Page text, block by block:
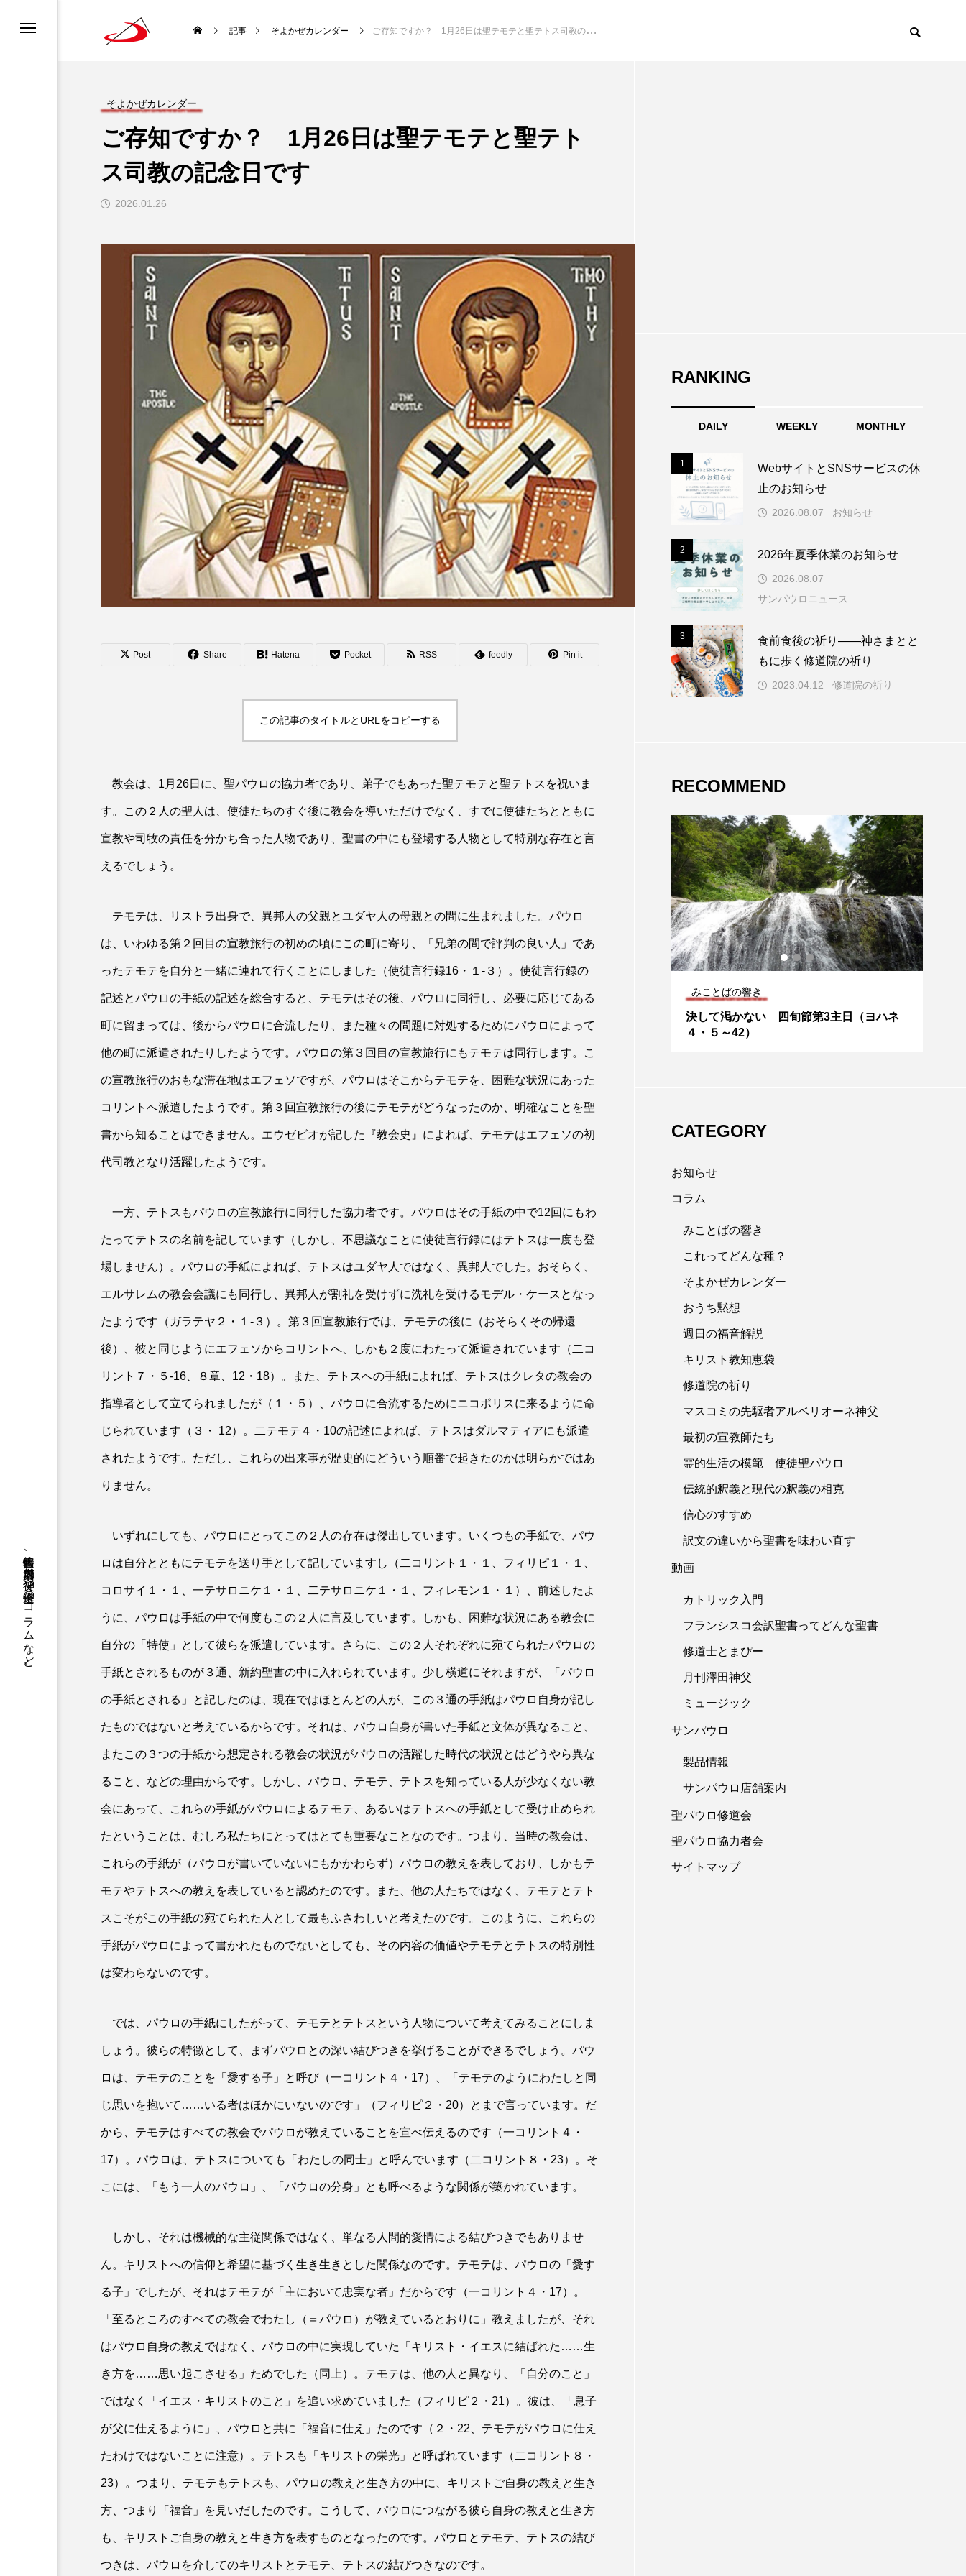
書籍情報、店舗案内、神父や修道士のコラムなど。
記事 そよかぜカレンダー ご存知ですか？ 1月26日は聖テモテと聖テトス司教の記念日です
そよかぜカレンダー
ご存知ですか？ 1月26日は聖テモテと聖テト
ス司教の記念日です
2026.01.26
Post Share Hatena Pocket RSS feedly Pin it
この記事のタイトルとURLをコピーする
教会は、1月26日に、聖パウロの協力者であり、弟子でもあった聖テモテと聖テトスを祝いま
す。この２人の聖人は、使徒たちのすぐ後に教会を導いただけでなく、すでに使徒たちとともに
宣教や司牧の責任を分かち合った人物であり、聖書の中にも登場する人物として特別な存在と言
えるでしょう。
テモテは、リストラ出身で、異邦人の父親とユダヤ人の母親との間に生まれました。パウロ
は、いわゆる第２回目の宣教旅行の初めの頃にこの町に寄り、「兄弟の間で評判の良い人」であ
ったテモテを自分と一緒に連れて行くことにしました（使徒言行録16・１‐３）。使徒言行録の
記述とパウロの手紙の記述を総合すると、テモテはその後、パウロに同行し、必要に応じてある
町に留まっては、後からパウロに合流したり、また種々の問題に対処するためにパウロによって
他の町に派遣されたりしたようです。パウロの第３回目の宣教旅行にもテモテは同行します。こ
の宣教旅行のおもな滞在地はエフェソですが、パウロはそこからテモテを、困難な状況にあった
コリントへ派遣したようです。第３回宣教旅行の後にテモテがどうなったのか、明確なことを聖
書から知ることはできません。エウゼビオが記した『教会史』によれば、テモテはエフェソの初
代司教となり活躍したようです。
一方、テトスもパウロの宣教旅行に同行した協力者です。パウロはその手紙の中で12回にもわ
たってテトスの名前を記しています（しかし、不思議なことに使徒言行録にはテトスは一度も登
場しません）。パウロの手紙によれば、テトスはユダヤ人ではなく、異邦人でした。おそらく、
エルサレムの教会会議にも同行し、異邦人が割礼を受けずに洗礼を受けるモデル・ケースとなっ
たようです（ガラテヤ２・１‐３）。第３回宣教旅行では、テモテの後に（おそらくその帰還
後）、彼と同じようにエフェソからコリントへ、しかも２度にわたって派遣されています（二コ
リント７・５‐16、８章、12・18）。また、テトスへの手紙によれば、テトスはクレタの教会の
指導者として立てられましたが（１・５）、パウロに合流するためにニコポリスに来るように命
じられています（３・ 12）。二テモテ４・10の記述によれば、テトスはダルマティアにも派遣
されたようです。ただし、これらの出来事が歴史的にどういう順番で起きたのかは明らかではあ
りません。
いずれにしても、パウロにとってこの２人の存在は傑出しています。いくつもの手紙で、パウ
ロは自分とともにテモテを送り手として記していますし（二コリント１・１、フィリピ１・１、
コロサイ１・１、一テサロニケ１・１、二テサロニケ１・１、フィレモン１・１）、前述したよ
うに、パウロは手紙の中で何度もこの２人に言及しています。しかも、困難な状況にある教会に
自分の「特使」として彼らを派遣しています。さらに、この２人それぞれに宛てられたパウロの
手紙とされるものが３通、新約聖書の中に入れられています。少し横道にそれますが、「パウロ
の手紙とされる」と記したのは、現在ではほとんどの人が、この３通の手紙はパウロ自身が記し
たものではないと考えているからです。それは、パウロ自身が書いた手紙と文体が異なること、
またこの３つの手紙から想定される教会の状況がパウロの活躍した時代の状況とはどうやら異な
ること、などの理由からです。しかし、パウロ、テモテ、テトスを知っている人が少なくない教
会にあって、これらの手紙がパウロによるテモテ、あるいはテトスへの手紙として受け止められ
たということは、むしろ私たちにとってはとても重要なことなのです。つまり、当時の教会は、
これらの手紙が（パウロが書いていないにもかかわらず）パウロの教えを表しており、しかもテ
モテやテトスへの教えを表していると認めたのです。また、他の人たちではなく、テモテとテト
スこそがこの手紙の宛てられた人として最もふさわしいと考えたのです。このように、これらの
手紙がパウロによって書かれたものでないとしても、その内容の価値やテモテとテトスの特別性
は変わらないのです。
では、パウロの手紙にしたがって、テモテとテトスという人物について考えてみることにしま
しょう。彼らの特徴として、まずパウロとの深い結びつきを挙げることができるでしょう。パウ
ロは、テモテのことを「愛する子」と呼び（一コリント４・17）、「テモテのようにわたしと同
じ思いを抱いて……いる者はほかにいないのです」（フィリピ２・20）とまで言っています。だ
から、テモテはすべての教会でパウロが教えていることを宣べ伝えるのです（一コリント４・
17）。パウロは、テトスについても「わたしの同士」と呼んでいます（二コリント８・23）。そ
こには、「もう一人のパウロ」、「パウロの分身」とも呼べるような関係が築かれています。
しかし、それは機械的な主従関係ではなく、単なる人間的愛情による結びつきでもありませ
ん。キリストへの信仰と希望に基づく生き生きとした関係なのです。テモテは、パウロの「愛す
る子」でしたが、それはテモテが「主において忠実な者」だからです（一コリント４・17）。
「至るところのすべての教会でわたし（＝パウロ）が教えているとおりに」教えましたが、それ
はパウロ自身の教えではなく、パウロの中に実現していた「キリスト・イエスに結ばれた……生
き方を……思い起こさせる」ためでした（同上）。テモテは、他の人と異なり、「自分のこと」
ではなく「イエス・キリストのこと」を追い求めていました（フィリピ２・21）。彼は、「息子
が父に仕えるように」、パウロと共に「福音に仕え」たのです（２・22、テモテがパウロに仕え
たわけではないことに注意）。テトスも「キリストの栄光」と呼ばれています（二コリント８・
23）。つまり、テモテもテトスも、パウロの教えと生き方の中に、キリストご自身の教えと生き
方、つまり「福音」を見いだしたのです。こうして、パウロにつながる彼ら自身の教えと生き方
も、キリストご自身の教えと生き方を表すものとなったのです。パウロとテモテ、テトスの結び
つきは、パウロを介してのキリストとテモテ、テトスの結びつきなのです。
RANKING
DAILY WEEKLY MONTHLY
1
WebサイトとSNSサービスの休
止のお知らせ
2026.08.07 お知らせ
2 2026年夏季休業のお知らせ
2026.08.07
サンパウロニュース
3
食前食後の祈り――神さまとと
もに歩く修道院の祈り
2023.04.12 修道院の祈り
RECOMMEND
最初の宣教師たち
未来の宣教師のフラッシュバック――日本
と韓国の聖パウロ修道会最初の宣教師たち
（1）
みことばの響き
決して渇かない 四旬節第3主日（ヨハネ
４・５～42）
信心のすすめ
地獄──信心のすすめ（20）
CATEGORY
お知らせ
コラム
みことばの響き
これってどんな種？
そよかぜカレンダー
おうち黙想
週日の福音解説
キリスト教知恵袋
修道院の祈り
マスコミの先駆者アルベリオーネ神父
最初の宣教師たち
霊的生活の模範 使徒聖パウロ
伝統的釈義と現代の釈義の相克
信心のすすめ
訳文の違いから聖書を味わい直す
動画
カトリック入門
フランシスコ会訳聖書ってどんな聖書
修道士とまぴー
月刊澤田神父
ミュージック
サンパウロ
製品情報
サンパウロ店舗案内
聖パウロ修道会
聖パウロ協力者会
サイトマップ